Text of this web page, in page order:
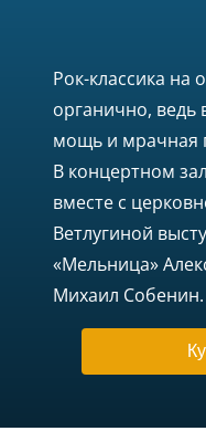
Рок-классика на
органично, ведь
мощь и мрачная
В концертном
вместе с
Ветлугиной
«Мельница»
Михаил Собенин.